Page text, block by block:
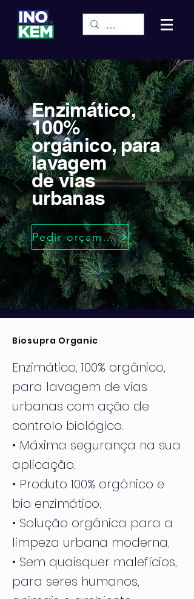
Enzimático,
100%
orgânico, para
lavagem
de vias
urbanas
Pedir orçamento
Biosupra Organic
Enzimático, 100% orgânico,
para lavagem de vias
urbanas com ação de
controlo biológico.
• Máxima segurança na sua
aplicação;
• Produto 100% orgânico e
bio enzimático;
• Solução orgânica para a
limpeza urbana moderna;
• Sem quaisquer malefícios,
para seres humanos,